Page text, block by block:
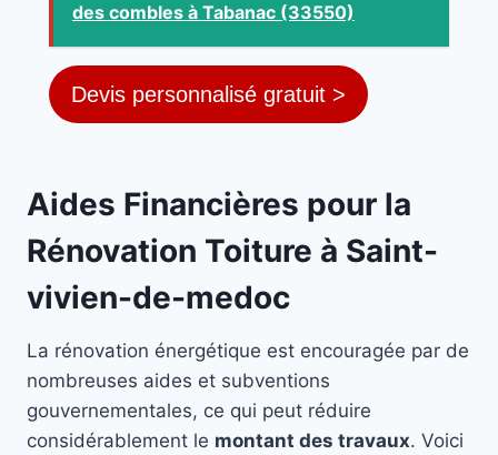
des combles à Tabanac (33550)
Devis personnalisé gratuit >
Aides Financières pour la
Rénovation Toiture à Saint-
vivien-de-medoc
La rénovation énergétique est encouragée par de
nombreuses aides et subventions
gouvernementales, ce qui peut réduire
considérablement le montant des travaux. Voici